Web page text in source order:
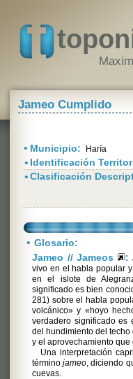
Jameo Cumplido
• Municipio: Haría
• Identificación
•Clasificación
• Glosario:
Jameo // Jameos
:
vivo en el habla popular
en el islote de
significado es bien
281) sobre el habla
volcánico» y «hoyo
verdadero significado es
del hundimiento del
y el aprovechamiento que
Una interpretación
términojameo, diciendo
cuevas.